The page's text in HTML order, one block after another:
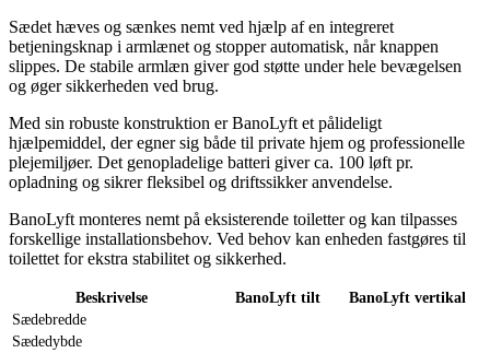
Sædet hæves og sænkes nemt ved hjælp af en integreret
betjeningsknap i armlænet og stopper automatisk, når knappen
slippes. De stabile armlæn giver god støtte under hele bevægelsen
og øger sikkerheden ved brug.
Med sin robuste konstruktion er BanoLyft et pålideligt
hjælpemiddel, der egner sig både til private hjem og professionelle
plejemiljøer. Det genopladelige batteri giver ca. 100 løft pr.
opladning og sikrer fleksibel og driftssikker anvendelse.
BanoLyft monteres nemt på eksisterende toiletter og kan tilpasses
forskellige installationsbehov. Ved behov kan enheden fastgøres til
toilettet for ekstra stabilitet og sikkerhed.
Beskrivelse BanoLyft tilt
BanoLyft vertikal
Sædebredde
Sædedybde